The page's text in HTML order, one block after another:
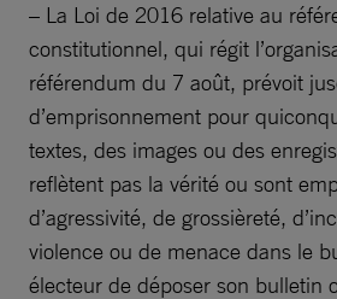
– La Loi de 2016 relative au
constitutionnel, qui régit
référendum du 7 août, prévoit
d’emprisonnement pour
textes, des images ou des
reflètent pas la vérité ou sont
d’agressivité, de grossièreté,
violence ou de menace dans le
électeur de déposer son bulletin